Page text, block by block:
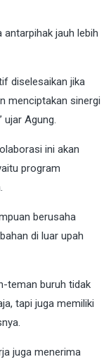
jauh lebih
diselesaikan jika
menciptakan sinergi
ujar Agung.
ini akan
program
berusaha
di luar upah
teman buruh tidak
tapi juga memiliki
juga menerima